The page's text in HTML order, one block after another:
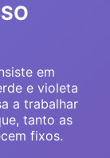
em
e violeta
a trabalhar
tanto as
fixos.